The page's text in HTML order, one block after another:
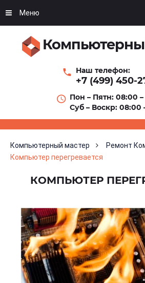
Наш телефон:
+7 (499) 450-
Пон – Пятн: 08:00 –
Суб – Воскр: 08:00
Меню
Компьютерный мастер
Ремонт
Компьютер перегревается
КОМПЬЮТЕР